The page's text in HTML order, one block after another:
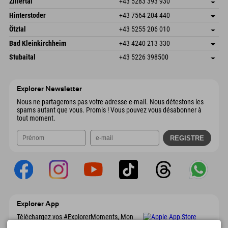
Autriche
Réservation
Schmiedau 2
6272 Kaltenbach im Zillertal
Autriche
Enregistrer l'adresse
Informations d'arrivée
Réservation
Hinterstoder +43 7564 204 440
Freizeitpark 10
Autriche
Enregistrer l'adresse
Réservation
Ötztal +43 5255 206 010
Gscheat 14
6441 Umhausen
Autriche
Enregistrer l'adresse
Informations d'arrivée
Réservation
Bad Kleinkirchheim +43 4240 213 330
Dorfstraße 24
Enregistrer l'adresse
Stubaital +43 5226 398500
Explorer Newsletter
Nous ne partagerons pas votre adresse e-mail. Nous détestons les
spams autant que vous. Promis ! Vous pouvez vous désabonner à
tout moment.
Explorer App
Téléchargez vos #ExplorerMoments, Mon